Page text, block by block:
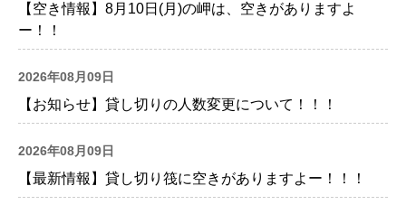
【空き情報】8月10日(月)の岬は、空きがありますよ
ー！！
2026年08月09日
【お知らせ】貸し切りの人数変更について！！！
2026年08月09日
【最新情報】貸し切り筏に空きがありますよー！！！